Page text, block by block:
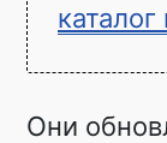
Они